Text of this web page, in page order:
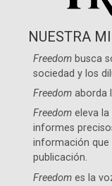
NUESTRA
Freedom busca
sociedad y los
Freedom aborda
Freedom eleva
informes
información que
publicación.
Freedom es la